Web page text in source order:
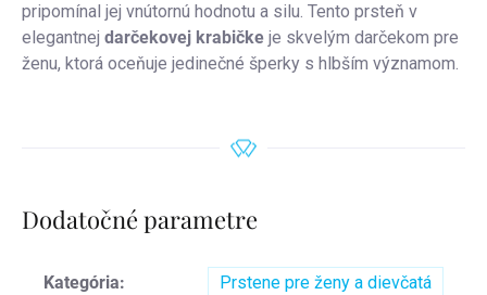
pripomínal jej vnútornú hodnotu a silu. Tento prsteň v
elegantnej darčekovej krabičke je skvelým darčekom pre
ženu, ktorá oceňuje jedinečné šperky s hlbším významom.
Dodatočné parametre
Kategória: Prstene pre ženy a dievčatá